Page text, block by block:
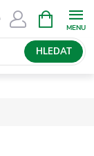
HLEDAT
NÁKUPNÍ
KOŠÍK